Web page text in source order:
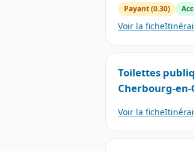
Payant (0.30)
Voir la fiche
Toilettes
Cherbourg-
Voir la fiche